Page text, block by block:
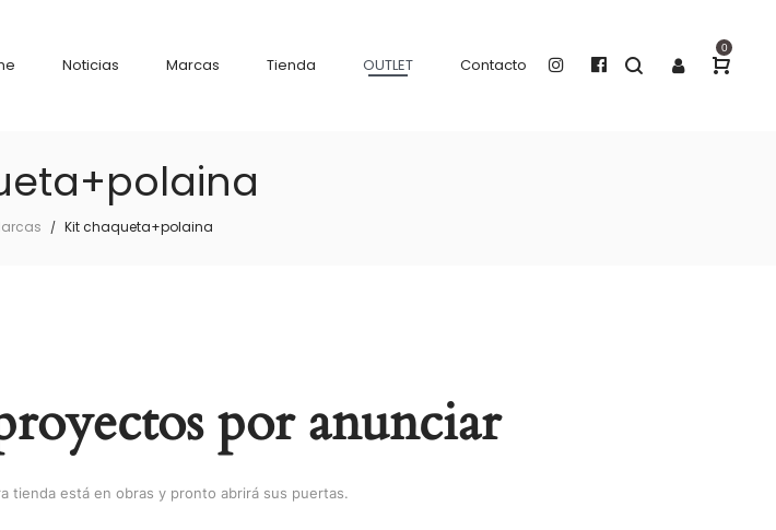
0
Noticias Marcas Tienda OUTLET Contacto
/ Kit chaqueta+polaina
por anunciar
tienda está en obras y pronto abrirá sus puertas.